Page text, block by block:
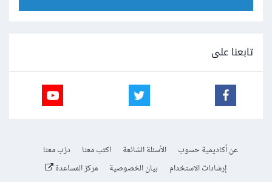
تابعنا على
عن أكاديمية حسوب الأسئلة الشائعة اكتب معنا
درّب معنا
إرشادات الاستخدام
بيان الخصوصية مركز المساعدة